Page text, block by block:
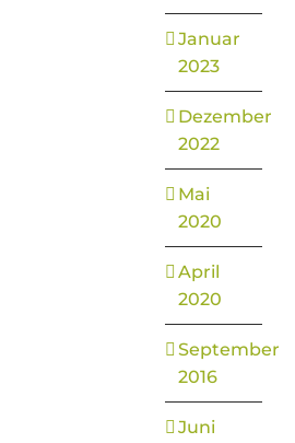
Januar
2023
Dezember
2022
Mai
2020
April
2020
September
2016
Juni